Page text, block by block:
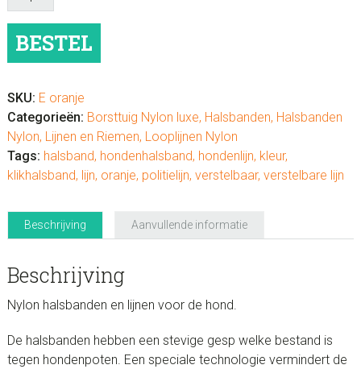
of
nylon
Oranje
aantal
BESTEL
SKU: E oranje
Categorieën: Borsttuig Nylon luxe, Halsbanden, Halsbanden
Nylon, Lijnen en Riemen, Looplijnen Nylon
Tags: halsband, hondenhalsband, hondenlijn, kleur,
klikhalsband, lijn, oranje, politielijn, verstelbaar, verstelbare lijn
Beschrijving Aanvullende informatie
Beschrijving
Nylon halsbanden en lijnen voor de hond.
De halsbanden hebben een stevige gesp welke bestand is
tegen hondenpoten. Een speciale technologie vermindert de